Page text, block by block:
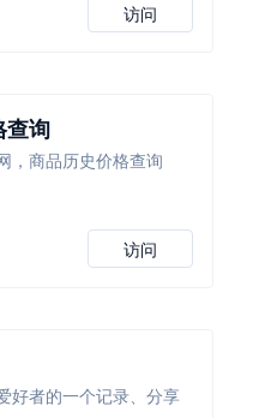
访问
查询
，商品历史价格查询
访问
好者的一个记录、分享